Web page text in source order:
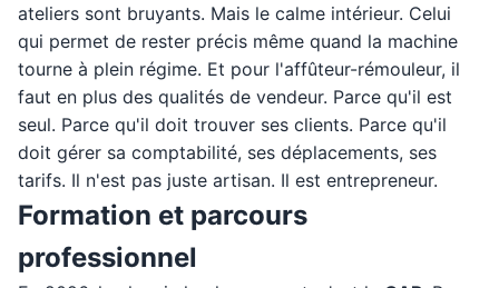
ateliers sont bruyants. Mais le calme intérieur. Celui
qui permet de rester précis même quand la machine
tourne à plein régime. Et pour l'affûteur-rémouleur, il
faut en plus des qualités de vendeur. Parce qu'il est
seul. Parce qu'il doit trouver ses clients. Parce qu'il
doit gérer sa comptabilité, ses déplacements, ses
tarifs. Il n'est pas juste artisan. Il est entrepreneur.
Formation et parcours
professionnel